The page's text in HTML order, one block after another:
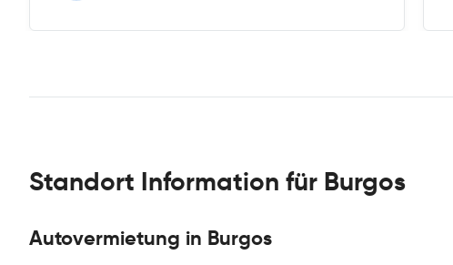
Standort Information für Burgos
Autovermietung in Burgos